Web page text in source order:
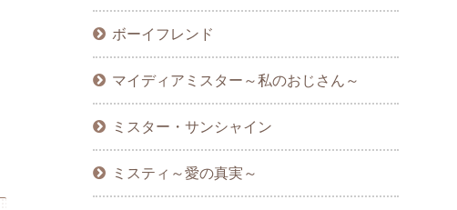
ボーイフレンド
マイディアミスター～私のおじさん～
ミスター・サンシャイン
ミスティ～愛の真実～